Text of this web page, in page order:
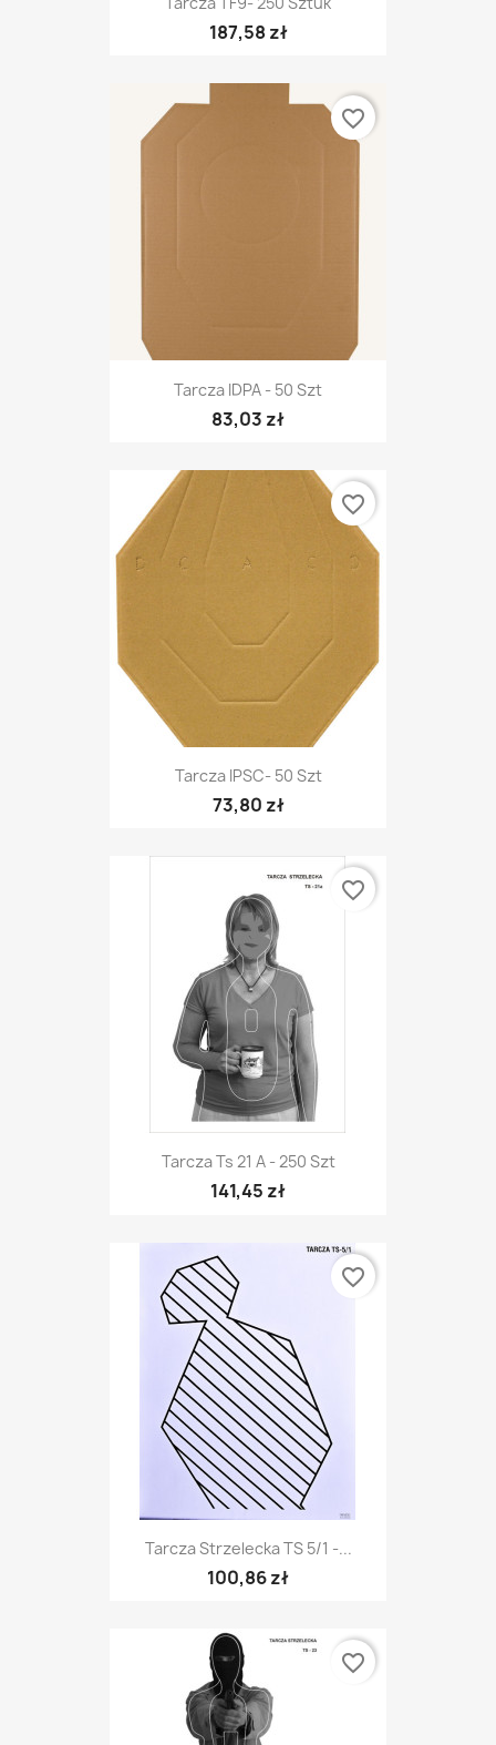
187,58 zł
Tarcza IDPA - 50 Szt
83,03 zł
favorite_border
Tarcza IPSC- 50 Szt
73,80 zł
favorite_border
Tarcza Ts 21 A - 250 Szt
141,45 zł
favorite_border
Tarcza Strzelecka TS 5/1 -...
100,86 zł
favorite_border
favorite_border